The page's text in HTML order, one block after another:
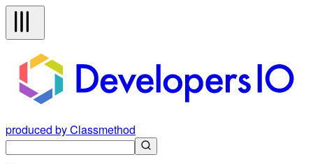
produced by Classmethod